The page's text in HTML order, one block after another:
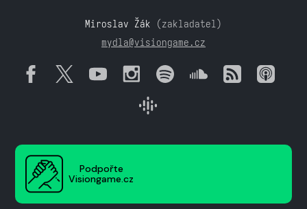
Miroslav Žák (zakladatel)
mydla@visiongame.cz
Podpořte
Visiongame.cz